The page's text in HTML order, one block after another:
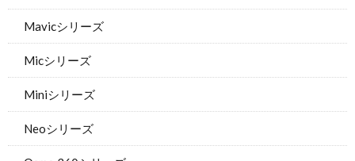
Mavicシリーズ
Micシリーズ
Miniシリーズ
Neoシリーズ